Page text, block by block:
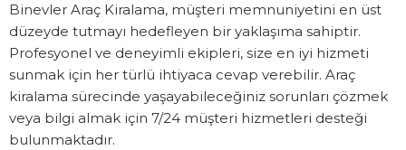
Binevler Araç Kiralama, müşteri memnuniyetini en üst
düzeyde tutmayı hedefleyen bir yaklaşıma sahiptir.
Profesyonel ve deneyimli ekipleri, size en iyi hizmeti
sunmak için her türlü ihtiyaca cevap verebilir. Araç
kiralama sürecinde yaşayabileceğiniz sorunları çözmek
veya bilgi almak için 7/24 müşteri hizmetleri desteği
bulunmaktadır.